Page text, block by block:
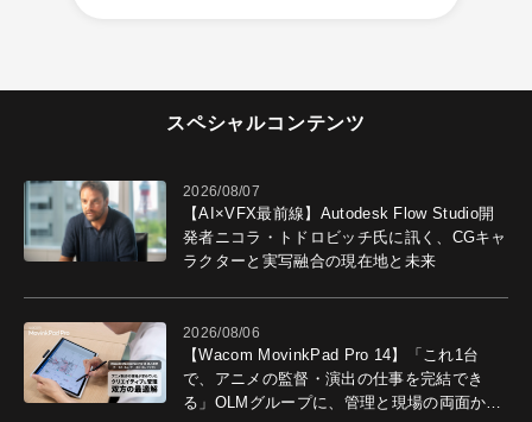
スペシャルコンテンツ
2026/08/07
【AI×VFX最前線】Autodesk Flow Studio開
発者ニコラ・トドロビッチ氏に訊く、CGキャ
ラクターと実写融合の現在地と未来
2026/08/06
【Wacom MovinkPad Pro 14】「これ1台
で、アニメの監督・演出の仕事を完結でき
る」OLMグループに、管理と現場の両面から